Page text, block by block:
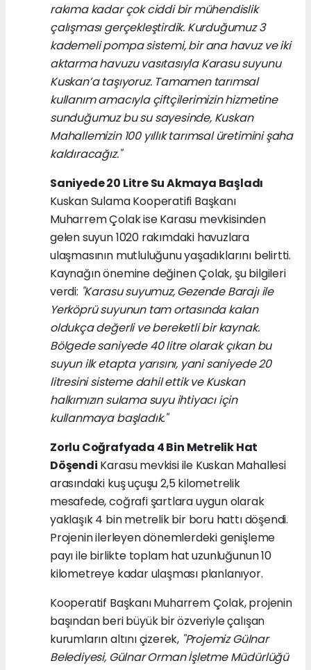
rakıma kadar çok ciddi bir mühendislik
çalışması gerçekleştirdik. Kurduğumuz 3
kademeli pompa sistemi, bir ana havuz ve iki
aktarma havuzu vasıtasıyla Karasu suyunu
Kuskan’a taşıyoruz. Tamamen tarımsal
kullanım amacıyla çiftçilerimizin hizmetine
sunduğumuz bu su sayesinde, Kuskan
Mahallemizin 100 yıllık tarımsal üretimini şaha
kaldıracağız."
Saniyede 20 Litre Su Akmaya Başladı
Kuskan Sulama Kooperatifi Başkanı
Muharrem Çolak ise Karasu mevkisinden
gelen suyun 1020 rakımdaki havuzlara
ulaşmasının mutluluğunu yaşadıklarını belirtti.
Kaynağın önemine değinen Çolak, şu bilgileri
verdi: "Karasu suyumuz, Gezende Barajı ile
Yerköprü suyunun tam ortasında kalan
oldukça değerli ve bereketli bir kaynak.
Bölgede saniyede 40 litre olarak çıkan bu
suyun ilk etapta yarısını, yani saniyede 20
litresini sisteme dahil ettik ve Kuskan
halkımızın sulama suyu ihtiyacı için
kullanmaya başladık."
Zorlu Coğrafyada 4 Bin Metrelik Hat
Döşendi Karasu mevkisi ile Kuskan Mahallesi
arasındaki kuş uçuşu 2,5 kilometrelik
mesafede, coğrafi şartlara uygun olarak
yaklaşık 4 bin metrelik bir boru hattı döşendi.
Projenin ilerleyen dönemlerdeki genişleme
payı ile birlikte toplam hat uzunluğunun 10
kilometreye kadar ulaşması planlanıyor.
Kooperatif Başkanı Muharrem Çolak, projenin
başından beri büyük bir özveriyle çalışan
kurumların altını çizerek, "Projemiz Gülnar
Belediyesi, Gülnar Orman İşletme Müdürlüğü